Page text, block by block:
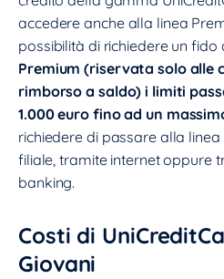
accedere anche alla linea
possibilità di richiedere un
Premium (riservata solo alle
rimborso a saldo) i limiti
1.000 euro fino ad un
richiedere di passare alla
filiale, tramite internet oppure
banking.
Costi di
Giovani